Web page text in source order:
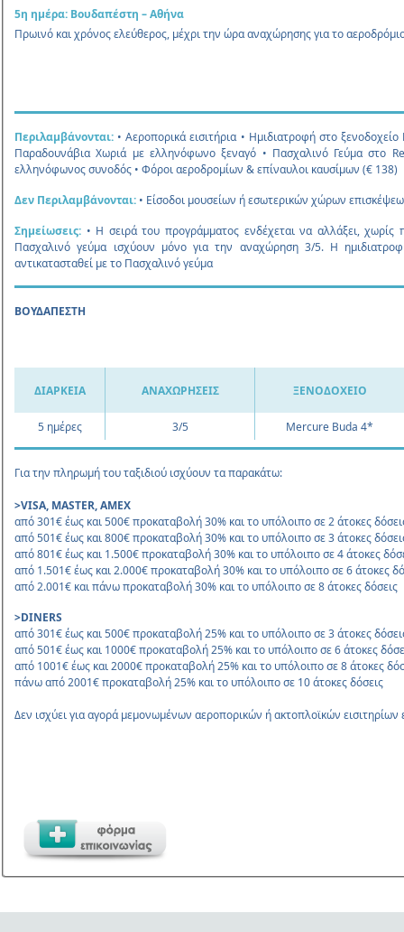
5η ημέρα: Βουδαπέστη – Αθήνα
Πρωινό και χρόνος ελεύθερος, μέχρι την ώρα αναχώρησης για το
Περιλαµβάνονται: • Αεροπορικά εισιτήρια • Ημιδιατροφή στο
Παραδουνάβια Χωριά με ελληνόφωνο ξεναγό • Πασχαλινό Γεύμα στο
ελληνόφωνος συνοδός • Φόροι αεροδρομίων & επίναυλοι καυσίμων (€ 138)
Δεν Περιλαμβάνονται: • Είσοδοι μουσείων ή εσωτερικών χώρων
Σημείωσεις: • Η σειρά του προγράμματος ενδέχεται να αλλάξει,
Πασχαλινό γεύμα ισχύουν μόνο για την αναχώρηση 3/5. Η
αντικατασταθεί με το Πασχαλινό γεύμα
ΒΟΥΔΑΠΕΣΤΗ
ΔΙΑΡΚΕΙΑ ΑΝΑΧΩΡΗΣΕΙΣ ΞΕΝΟΔΟΧΕΙΟ
5 ημέρες 3/5 Μercure Buda 4*
Για την πληρωμή του ταξιδιού ισχύουν τα παρακάτω:
>VISA, MASTER, AMEX
από 301€ έως και 500€ προκαταβολή 30% και το υπόλοιπο σε 2 άτοκες
από 501€ έως και 800€ προκαταβολή 30% και το υπόλοιπο σε 3 άτοκες
από 801€ έως και 1.500€ προκαταβολή 30% και το υπόλοιπο σε 4 άτοκες
από 1.501€ έως και 2.000€ προκαταβολή 30% και το υπόλοιπο σε 6 άτοκες
από 2.001€ και πάνω προκαταβολή 30% και το υπόλοιπο σε 8 άτοκες δόσεις
>DINERS
από 301€ έως και 500€ προκαταβολή 25% και το υπόλοιπο σε 3 άτοκες
από 501€ έως και 1000€ προκαταβολή 25% και το υπόλοιπο σε 6 άτοκες
από 1001€ έως και 2000€ προκαταβολή 25% και το υπόλοιπο σε 8 άτοκες
πάνω από 2001€ προκαταβολή 25% και το υπόλοιπο σε 10 άτοκες δόσεις
Δεν ισχύει για αγορά μεμονωμένων αεροπορικών ή ακτοπλοϊκών εισιτηρίων